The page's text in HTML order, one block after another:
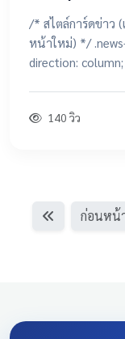
/* สไตล์การ์ดข่าว
หน้าใหม่) */ .news-card-single { display: flex; flex-
direction: column; justify-content: center; align-items:
!important; transition: all 0.3s ease; text-align: center;
#003366 0%, #004080
140 วิว
ก่อนหน้